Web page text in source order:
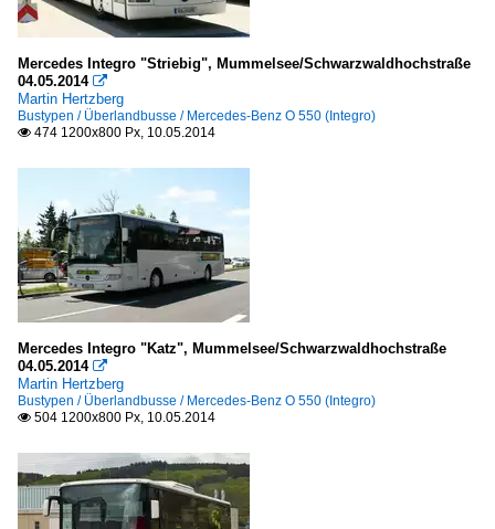
Mercedes Integro "Striebig", Mummelsee/Schwarzwaldhochstraße
04.05.2014 
Martin Hertzberg
Bustypen / Überlandbusse / Mercedes-Benz O 550 (Integro)
 474 1200x800 Px, 10.05.2014
Mercedes Integro "Katz", Mummelsee/Schwarzwaldhochstraße
04.05.2014 
Martin Hertzberg
Bustypen / Überlandbusse / Mercedes-Benz O 550 (Integro)
 504 1200x800 Px, 10.05.2014